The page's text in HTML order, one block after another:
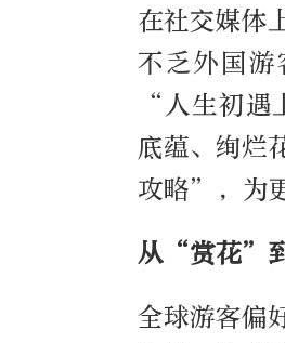
在社交媒体
不乏外国
“人生初
底蕴、绚烂
攻略”，为
从“赏花”
全球游客偏